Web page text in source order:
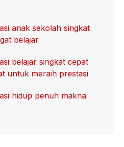
anak sekolah singkat
belajar
belajar singkat cepat
untuk meraih prestasi
hidup penuh makna